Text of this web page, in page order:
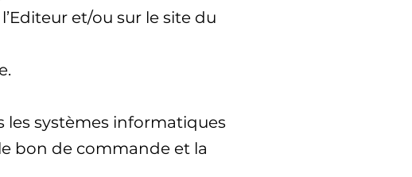
et/ou sur le site du
les systèmes informatiques
bon de commande et la